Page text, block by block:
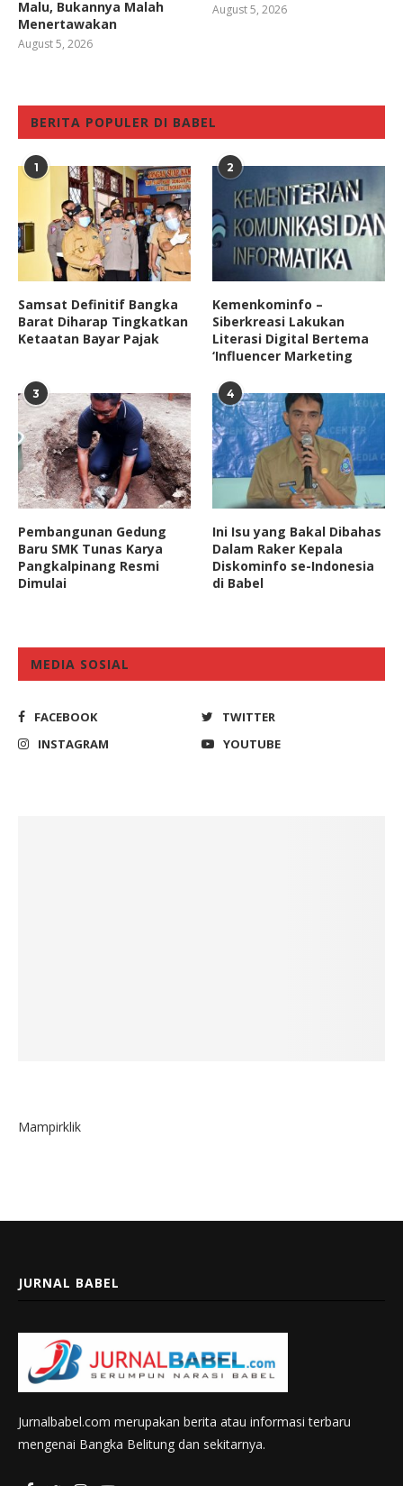
Malu, Bukannya Malah
Menertawakan
August 5, 2026
August 5, 2026
BERITA POPULER DI BABEL
1
Samsat Definitif Bangka
Barat Diharap Tingkatkan
Ketaatan Bayar Pajak
2
Kemenkominfo –
Siberkreasi Lakukan
Literasi Digital Bertema
‘Influencer Marketing
3
Pembangunan Gedung
Baru SMK Tunas Karya
Pangkalpinang Resmi
Dimulai
4
Ini Isu yang Bakal Dibahas
Dalam Raker Kepala
Diskominfo se-Indonesia
di Babel
MEDIA SOSIAL
FACEBOOK
TWITTER
INSTAGRAM
YOUTUBE
Mampirklik
JURNAL BABEL
Jurnalbabel.com merupakan berita atau informasi terbaru
mengenai Bangka Belitung dan sekitarnya.